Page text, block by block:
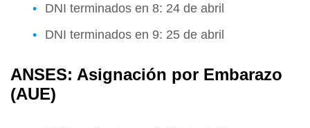
DNI terminados en 8: 24 de abril
DNI terminados en 9: 25 de abril
ANSES: Asignación por Embarazo
(AUE)